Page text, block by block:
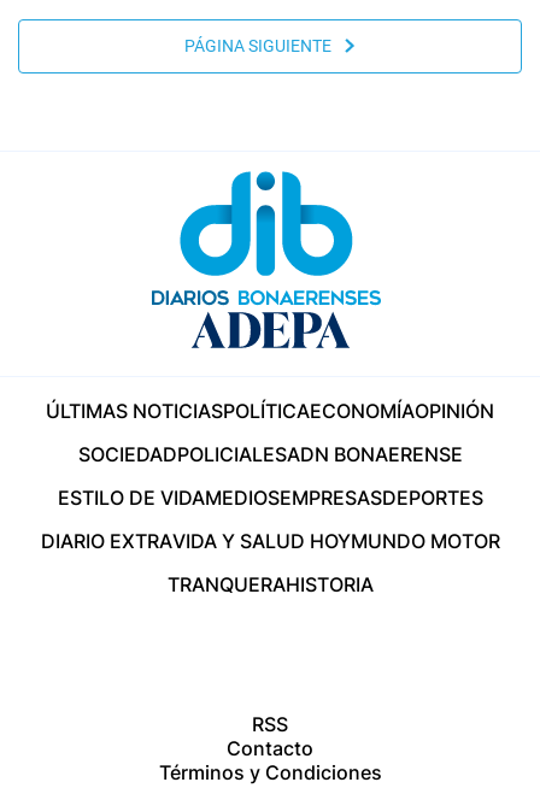
PÁGINA SIGUIENTE
ÚLTIMAS NOTICIASPOLÍTICAECONOMÍAOPINIÓN
SOCIEDADPOLICIALESADN BONAERENSE
ESTILO DE VIDAMEDIOSEMPRESASDEPORTES
DIARIO EXTRAVIDA Y SALUD HOYMUNDO MOTOR
TRANQUERAHISTORIA
RSS
Contacto
Términos y Condiciones